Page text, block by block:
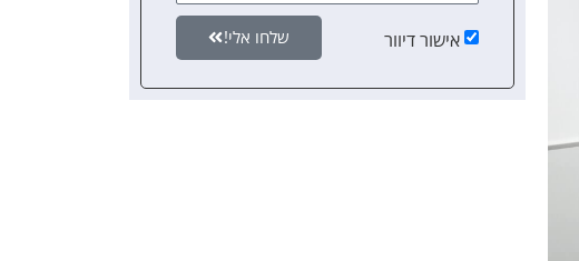
אישור דיוור שלחו אלי!